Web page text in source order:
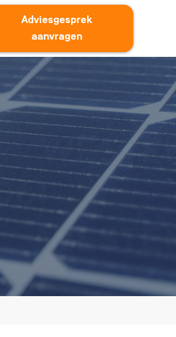
Adviesgesprek
aanvragen